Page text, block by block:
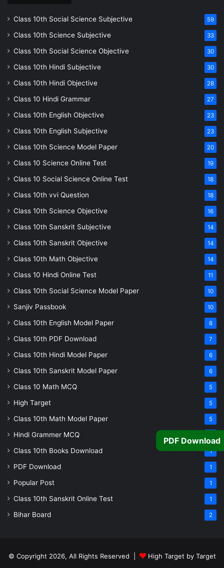
Class 10th Social Science Subjective 59
Class 10th Science Subjective 33
Class 10th Social Science Objective 30
Class 10th Hindi Subjective 30
Class 10th Hindi Objective 28
Class 10 Hindi Grammar 27
Class 10th English Objective 23
Class 10th English Subjective 23
Class 10th Science Model Paper 20
Class 10 Science Online Test 19
Class 10 Social Science Online Test 18
Class 10th vvi Question 18
Class 10th Science Objective 16
Class 10th Sanskrit Subjective 14
Class 10th Sanskrit Objective 14
Class 10th Math Objective 14
Class 10 Hindi Online Test 11
Class 10th Social Science Model Paper 10
Sanjiv Passbook 10
Class 10th English Model Paper 8
Class 10th PDF Download 7
Class 10th Hindi Model Paper 6
Class 10th Sanskrit Model Paper 6
Class 10 Math MCQ 5
High Target 5
Class 10th Math Model Paper 5
Hindi Grammer MCQ
Class 10th Books Download 1
PDF Download 1
Popular Post 1
Class 10th Sanskrit Online Test 1
Bihar Board 2
© Copyright 2026, All Rights Reserved |
High Target by Target
PDF Download